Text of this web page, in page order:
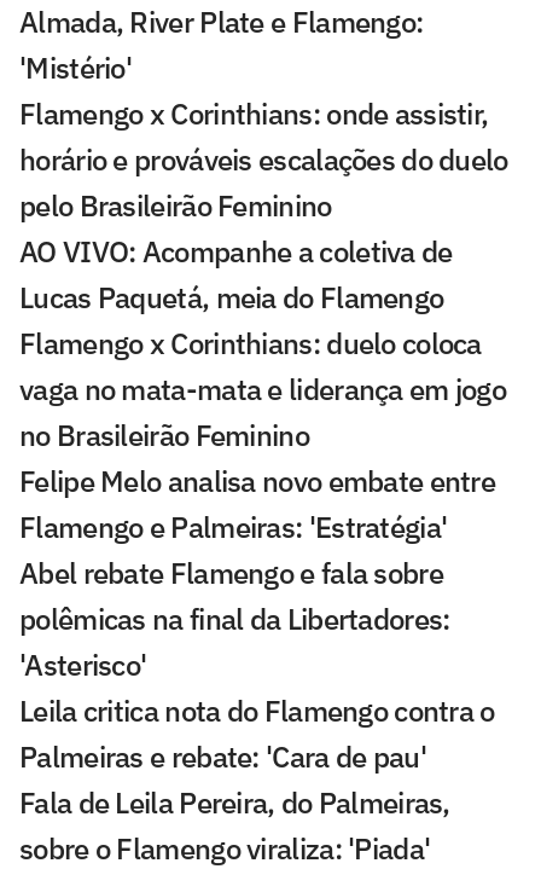
Almada, River Plate e Flamengo:
'Mistério'
Flamengo x Corinthians: onde assistir,
horário e prováveis escalações do duelo
pelo Brasileirão Feminino
AO VIVO: Acompanhe a coletiva de
Lucas Paquetá, meia do Flamengo
Flamengo x Corinthians: duelo coloca
vaga no mata-mata e liderança em jogo
no Brasileirão Feminino
Felipe Melo analisa novo embate entre
Flamengo e Palmeiras: 'Estratégia'
Abel rebate Flamengo e fala sobre
polêmicas na final da Libertadores:
'Asterisco'
Leila critica nota do Flamengo contra o
Palmeiras e rebate: 'Cara de pau'
Fala de Leila Pereira, do Palmeiras,
sobre o Flamengo viraliza: 'Piada'